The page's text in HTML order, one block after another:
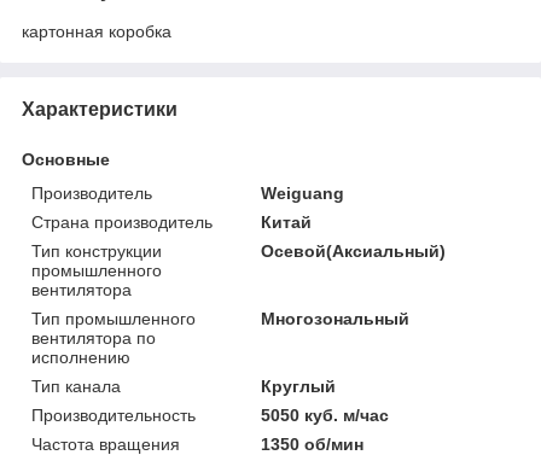
картонная коробка
Характеристики
Основные
Производитель
Weiguang
Страна производитель
Китай
Тип конструкции
промышленного
вентилятора
Осевой(Аксиальный)
Тип промышленного
вентилятора по
исполнению
Многозональный
Тип канала
Круглый
Производительность
5050 куб. м/час
Частота вращения
1350 об/мин